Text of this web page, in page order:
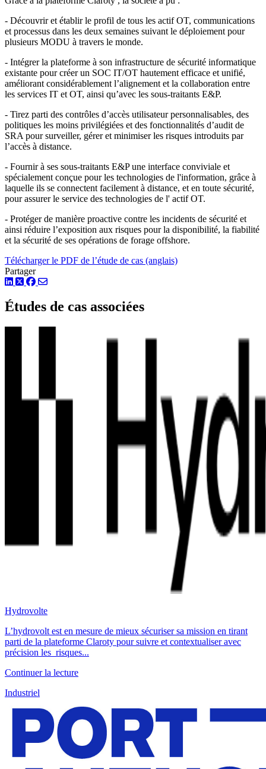
- Découvrir et établir le profil de tous les actif OT, communications
et processus dans les deux semaines suivant le déploiement pour
plusieurs MODU à travers le monde.
- Intégrer la plateforme à son infrastructure de sécurité informatique
existante pour créer un SOC IT/OT hautement efficace et unifié,
améliorant considérablement l’alignement et la collaboration entre
les services IT et OT, ainsi qu’avec les sous-traitants E&P.
- Tirez parti des contrôles d’accès utilisateur personnalisables, des
politiques les moins privilégiées et des fonctionnalités d’audit de
SRA pour surveiller, gérer et minimiser les risques introduits par
l’accès à distance.
- Fournir à ses sous-traitants E&P une interface conviviale et
spécialement conçue pour les technologies de l'information, grâce à
laquelle ils se connectent facilement à distance, et en toute sécurité,
pour assurer le service des technologies de l' actif OT.
- Protéger de manière proactive contre les incidents de sécurité et
ainsi réduire l’exposition aux risques pour la disponibilité, la fiabilité
et la sécurité de ses opérations de forage offshore.
Télécharger le PDF de l’étude de cas (anglais)
Partager
LinkedIn
TwitterFacebook
Études de cas associées
Hydrovolte
L’hydrovolt est en mesure de mieux sécuriser sa mission en tirant
parti de la plateforme Claroty pour suivre et contextualiser avec
précision les risques...
Continuer la lecture
Industriel